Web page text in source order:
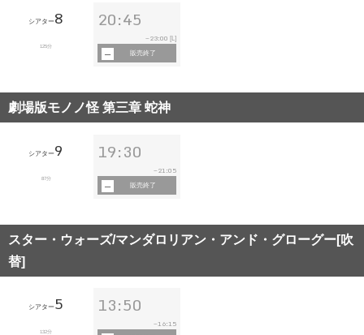
シアター8
125分
20:45
~ 23:00 [L]
販売終了
劇場版モノノ怪 第三章 蛇神
シアター9
87分
19:30
~ 21:05
販売終了
スター・ウォーズ/マンダロリアン・アンド・グローグー[吹
替]
シアター5
132分
13:50
~16:15